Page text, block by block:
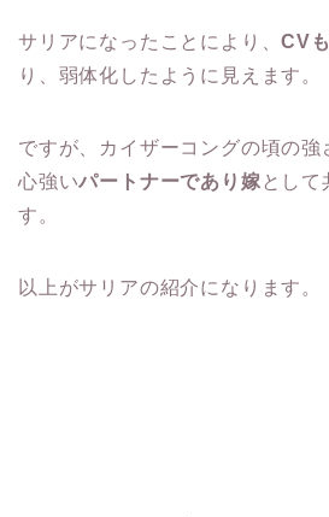
サリアになったことにより、CV
り、弱体化したように見えます。
ですが、カイザーコングの頃の強
心強いパートナーであり嫁 として
す。
以上がサリアの紹介になります。